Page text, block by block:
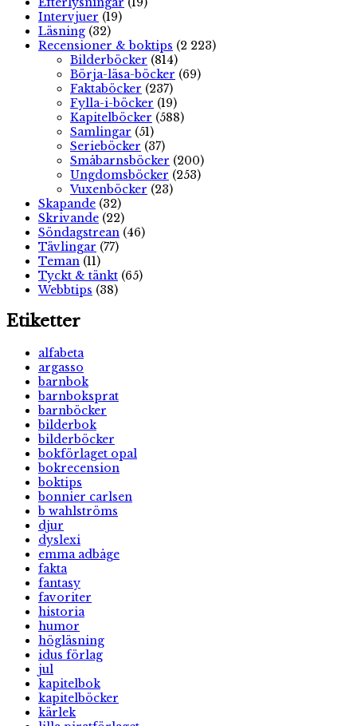
Intervjuer (19)
Läsning (32)
Recensioner & boktips (2 223)
Bilderböcker (814)
Börja-läsa-böcker (69)
Faktaböcker (237)
Fylla-i-böcker (19)
Kapitelböcker (588)
Samlingar (51)
Serieböcker (37)
Småbarnsböcker (200)
Ungdomsböcker (253)
Vuxenböcker (23)
Skapande (32)
Skrivande (22)
Söndagstrean (46)
Tävlingar (77)
Teman (11)
Tyckt & tänkt (65)
Webbtips (38)
Etiketter
alfabeta
argasso
barnbok
barnboksprat
barnböcker
bilderbok
bilderböcker
bokförlaget opal
bokrecension
boktips
bonnier carlsen
b wahlströms
djur
dyslexi
emma adbåge
fakta
fantasy
favoriter
historia
humor
högläsning
idus förlag
jul
kapitelbok
kapitelböcker
kärlek